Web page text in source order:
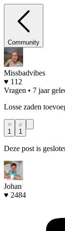
Community
Missbadvibes
♥ 112
Vragen • 7 jaar
Losse zaden
1 1
Deze post is
Johan
♥ 2484